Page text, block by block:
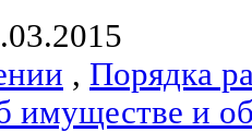
, Порядка
имуществе и